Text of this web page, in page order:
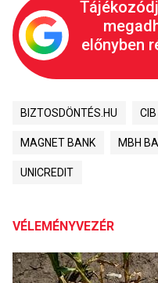
előnyben
BIZTOSDÖNTÉS.HU CIB
MAGNET BANK MBH
UNICREDIT
VÉLEMÉNYVEZÉR